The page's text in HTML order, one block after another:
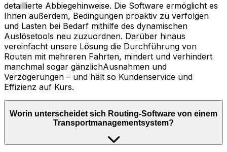
detaillierte Abbiegehinweise. Die Software ermöglicht es
Ihnen außerdem, Bedingungen proaktiv zu verfolgen
und Lasten bei Bedarf mithilfe des dynamischen
Auslösetools neu zuzuordnen. Darüber hinaus
vereinfacht unsere Lösung die Durchführung von
Routen mit mehreren Fahrten, mindert und verhindert
manchmal sogar gänzlichAusnahmen und
Verzögerungen – und hält so Kundenservice und
Effizienz auf Kurs.
Worin unterscheidet sich Routing-Software von einem
Transportmanagementsystem?